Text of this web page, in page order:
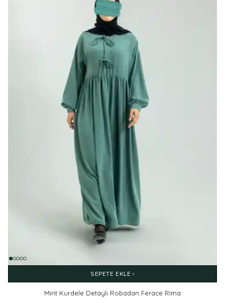
SEPETE EKLE ›
Mint Kurdele Detaylı Robadan Ferace Rima